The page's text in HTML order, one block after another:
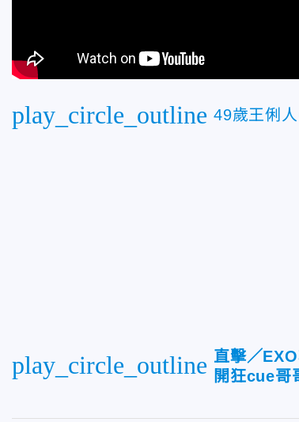
play_circle_outline 49歲王俐
play_circle_outline 直擊／
開狂cue哥